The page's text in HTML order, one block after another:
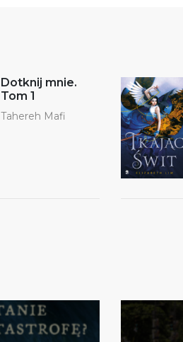
Dotknij mnie.
Tom 1
Tahereh Mafi